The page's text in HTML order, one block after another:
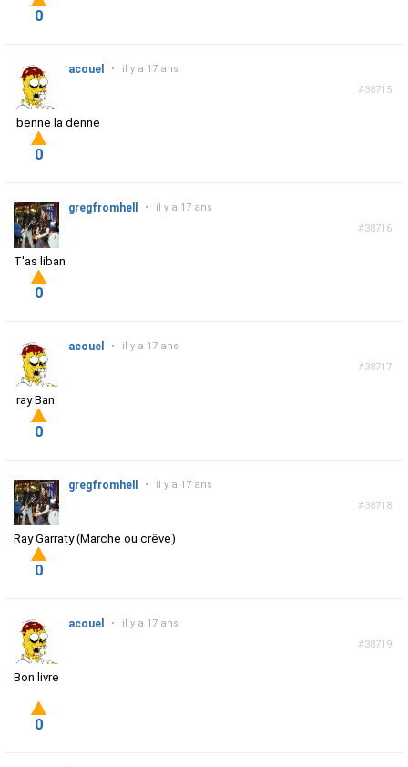
0
#38715
acouel • il y a 17 ans
benne la denne
0
#38716
gregfromhell • il y a 17 ans
T'as liban
0
#38717
acouel • il y a 17 ans
ray Ban
0
#38718
gregfromhell • il y a 17 ans
Ray Garraty (Marche ou crêve)
0
#38719
acouel • il y a 17 ans
Bon livre
0